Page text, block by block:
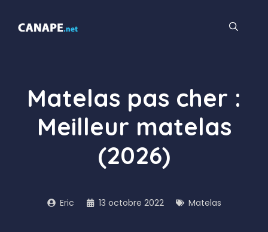
contenu
Matelas pas cher :
Meilleur matelas
(2026)
Eric 13 octobre 2022 Matelas